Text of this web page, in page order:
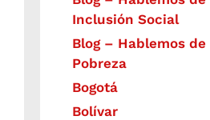
Inclusión Social
Blog – Hablemos de
Pobreza
Bogotá
Bolívar